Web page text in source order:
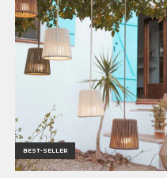
BEST-SELLER